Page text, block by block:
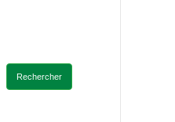
Rechercher